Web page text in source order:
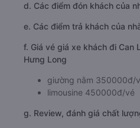
d. Các điểm đón khách của
e. Các điểm trả khách của
f. Giá vé giá xe khách đi Can
Hưng Long
giường nằm 350000đ/
limousine 450000đ/vé
g. Review, đánh giá chất